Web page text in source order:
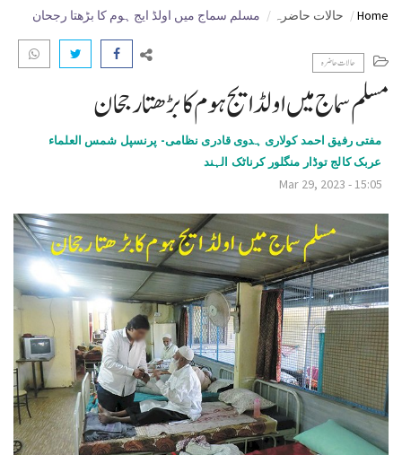
a
t
i
o
n
Home حالات حاضرہ مسلم سماج میں اولڈ ایج ہوم کا بڑھتا رجحان
حالات حاضرہ
مسلم سماج میں اولڈ ایج ہوم کا بڑھتا رجحان
مفتی رفیق احمد کولاری ہدوی قادری نظامی- پرنسپل شمس العلماء
عربک کالج توڈار منگلور کرناٹک الہند
Mar 29, 2023 - 15:05